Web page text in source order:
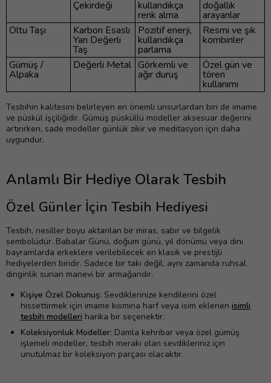
Çekirdeği kullandıkça
renk alma
doğallık
arayanlar
Oltu Taşı
Karbon Esaslı
Yarı Değerli
Taş
Pozitif enerji,
kullandıkça
parlama
Resmi ve şık
kombinler
Gümüş /
Alpaka
Değerli Metal Görkemli ve
ağır duruş
Özel gün ve
tören
kullanımı
Tesbihin kalitesini belirleyen en önemli unsurlardan biri de imame
ve püskül işçiliğidir. Gümüş püsküllü modeller aksesuar değerini
artırırken, sade modeller günlük zikir ve meditasyon için daha
uygundur.
Anlamlı Bir Hediye Olarak Tesbih
Özel Günler İçin Tesbih Hediyesi
Tesbih, nesiller boyu aktarılan bir miras, sabır ve bilgelik
sembolüdür. Babalar Günü, doğum günü, yıl dönümü veya dini
bayramlarda erkeklere verilebilecek en klasik ve prestijli
hediyelerden biridir. Sadece bir takı değil, aynı zamanda ruhsal
dinginlik sunan manevi bir armağandır.
Kişiye Özel Dokunuş: Sevdiklerinize kendilerini özel
hissettirmek için imame kısmına harf veya isim eklenen isimli
tesbih modelleri harika bir seçenektir.
Koleksiyonluk Modeller: Damla kehribar veya özel gümüş
işlemeli modeller, tesbih merakı olan sevdikleriniz için
unutulmaz bir koleksiyon parçası olacaktır.